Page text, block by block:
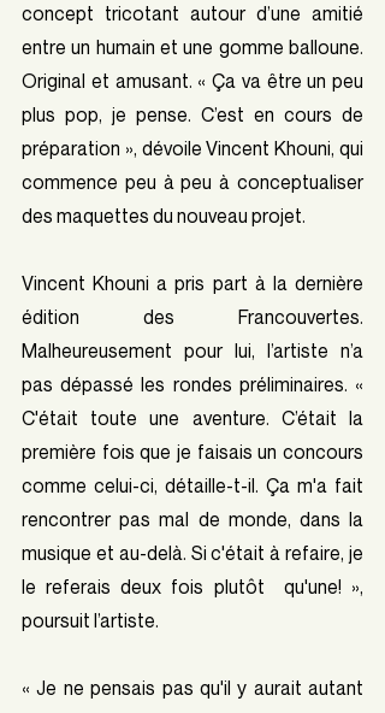
concept tricotant autour d’une amitié
entre un humain et une gomme balloune.
Original et amusant. « Ça va être un peu
plus pop, je pense. C’est en cours de
préparation », dévoile Vincent Khouni, qui
commence peu à peu à conceptualiser
des maquettes du nouveau projet.
Vincent Khouni a pris part à la dernière
édition des Francouvertes.
Malheureusement pour lui, l’artiste n’a
pas dépassé les rondes préliminaires. «
C'était toute une aventure. C’était la
première fois que je faisais un concours
comme celui-ci, détaille-t-il. Ça m'a fait
rencontrer pas mal de monde, dans la
musique et au-delà. Si c'était à refaire, je
le referais deux fois plutôt  qu'une! »,
poursuit l’artiste.
« Je ne pensais pas qu'il y aurait autant